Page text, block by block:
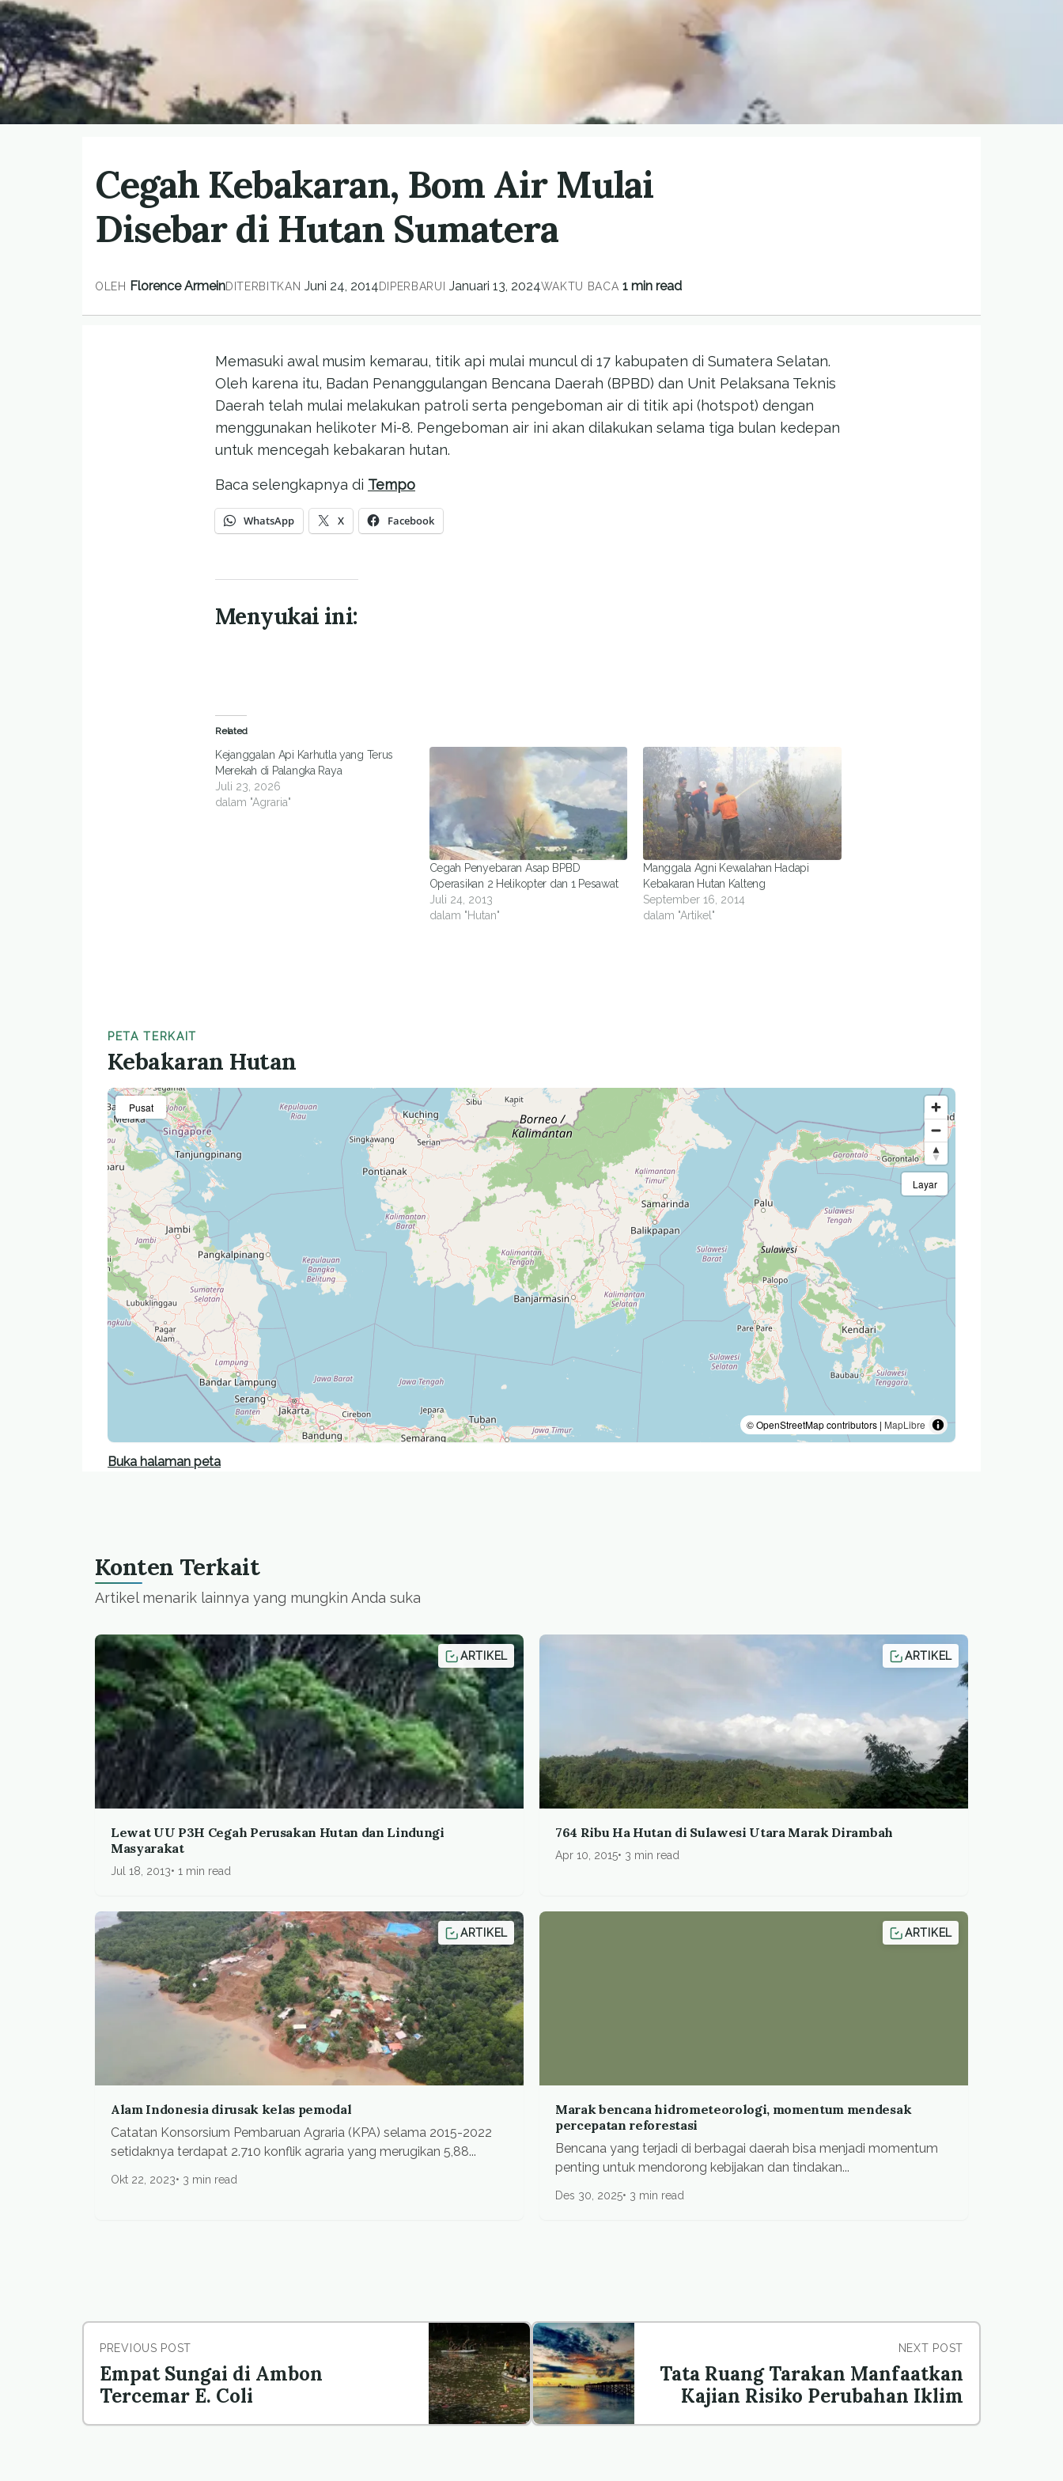
Cegah Kebakaran, Bom Air Mulai
Disebar di Hutan Sumatera
OLEH Florence ArmeinDITERBITKAN Juni 24, 2014DIPERBARUI Januari 13, 2024WAKTU BACA 1 min read
Memasuki awal musim kemarau, titik api mulai muncul di 17 kabupaten di Sumatera Selatan.
Oleh karena itu, Badan Penanggulangan Bencana Daerah (BPBD) dan Unit Pelaksana Teknis
Daerah telah mulai melakukan patroli serta pengeboman air di titik api (hotspot) dengan
menggunakan helikoter Mi-8. Pengeboman air ini akan dilakukan selama tiga bulan kedepan
untuk mencegah kebakaran hutan.
Baca selengkapnya di Tempo
WhatsApp X Facebook
Menyukai ini:
Related
Kejanggalan Api Karhutla yang Terus
Merekah di Palangka Raya
Juli 23, 2026
dalam "Agraria"
Cegah Penyebaran Asap BPBD
Operasikan 2 Helikopter dan 1 Pesawat
Juli 24, 2013
dalam "Hutan"
Manggala Agni Kewalahan Hadapi
Kebakaran Hutan Kalteng
September 16, 2014
dalam "Artikel"
PETA TERKAIT
Kebakaran Hutan
Pusat
Layar
© OpenStreetMap contributors | MapLibre
Buka halaman peta
Konten Terkait
Artikel menarik lainnya yang mungkin Anda suka
ARTIKEL
Lewat UU P3H Cegah Perusakan Hutan dan Lindungi
Masyarakat
Jul 18, 2013 1 min read
ARTIKEL
764 Ribu Ha Hutan di Sulawesi Utara Marak Dirambah
Apr 10, 2015 3 min read
ARTIKEL
Alam Indonesia dirusak kelas pemodal
Catatan Konsorsium Pembaruan Agraria (KPA) selama 2015-2022
setidaknya terdapat 2.710 konflik agraria yang merugikan 5,88...
Okt 22, 2023 3 min read
ARTIKEL
Marak bencana hidrometeorologi, momentum mendesak
percepatan reforestasi
Bencana yang terjadi di berbagai daerah bisa menjadi momentum
penting untuk mendorong kebijakan dan tindakan...
Des 30, 2025 3 min read
PREVIOUS POST
Empat Sungai di Ambon
Tercemar E. Coli
NEXT POST
Tata Ruang Tarakan Manfaatkan
Kajian Risiko Perubahan Iklim